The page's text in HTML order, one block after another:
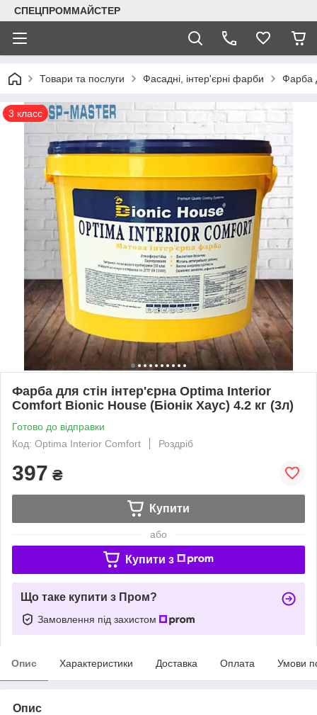
СПЕЦПРОММАЙСТЕР
Товари та послуги Фасадні, інтер'єрні фарби Фарба
3 класс
Фарба для стін інтер'єрна Optima Interior
Comfort Bionic House (Біонік Хаус) 4.2 кг (3л)
Готово до відправки
Код: Optima Interior Comfort
Роздріб
397 ₴
Купити
або
Купити з
Що таке купити з Пром?
Замовлення під захистом
Опис Характеристики Доставка Оплата Умови
Опис